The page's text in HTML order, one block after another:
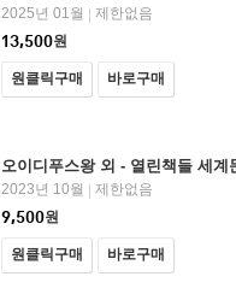
2025년 01월 | 제한없음
13,500원
원클릭구매 바로구매
오이디푸스왕 외 - 열린책들 세계
2023년 10월 | 제한없음
9,500원
원클릭구매 바로구매